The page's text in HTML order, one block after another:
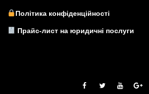
Політика конфіденційності
Прайс-лист на юридичні послуги